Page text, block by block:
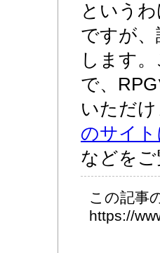
という
ですが
します
で、
いただ
のサイ
などをご
この記事
https://